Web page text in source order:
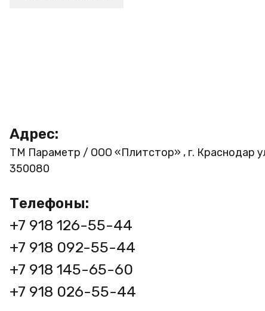
Адрес:
ТМ Параметр / ООО «Плитстор» , г. Краснодар
350080
Телефоны:
+7 918 126-55-44
+7 918 092-55-44
+7 918 145-65-60
+7 918 026-55-44